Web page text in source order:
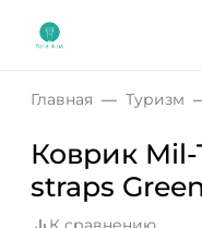
Главная Туризм
Коврик
straps